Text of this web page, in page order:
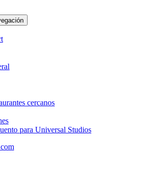
cercanos
para Universal Studios